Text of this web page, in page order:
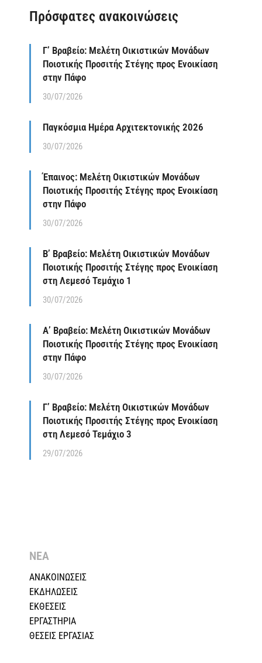
Πρόσφατες ανακοινώσεις
Γ’ Βραβείο: Μελέτη Οικιστικών Μονάδων
Ποιοτικής Προσιτής Στέγης προς Ενοικίαση
στην Πάφο
30/07/2026
Παγκόσμια Ημέρα Αρχιτεκτονικής 2026
30/07/2026
Έπαινος: Μελέτη Οικιστικών Μονάδων
Ποιοτικής Προσιτής Στέγης προς Ενοικίαση
στην Πάφο
30/07/2026
Β’ Βραβείο: Μελέτη Οικιστικών Μονάδων
Ποιοτικής Προσιτής Στέγης προς Ενοικίαση
στη Λεμεσό Τεμάχιο 1
30/07/2026
Α’ Βραβείο: Μελέτη Οικιστικών Μονάδων
Ποιοτικής Προσιτής Στέγης προς Ενοικίαση
στην Πάφο
30/07/2026
Γ’ Βραβείο: Μελέτη Οικιστικών Μονάδων
Ποιοτικής Προσιτής Στέγης προς Ενοικίαση
στη Λεμεσό Τεμάχιο 3
29/07/2026
ΝΕΑ
ΑΝΑΚΟΙΝΩΣΕΙΣ
ΕΚΔΗΛΩΣΕΙΣ
ΕΚΘΕΣΕΙΣ
ΕΡΓΑΣΤΗΡΙΑ
ΘΕΣΕΙΣ ΕΡΓΑΣΙΑΣ